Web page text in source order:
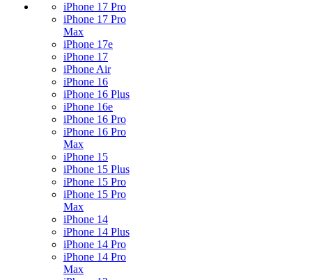
iPhone 17 Pro
iPhone 17 Pro
Max
iPhone 17e
iPhone 17
iPhone Air
iPhone 16
iPhone 16 Plus
iPhone 16e
iPhone 16 Pro
iPhone 16 Pro
Max
iPhone 15
iPhone 15 Plus
iPhone 15 Pro
iPhone 15 Pro
Max
iPhone 14
iPhone 14 Plus
iPhone 14 Pro
iPhone 14 Pro
Max